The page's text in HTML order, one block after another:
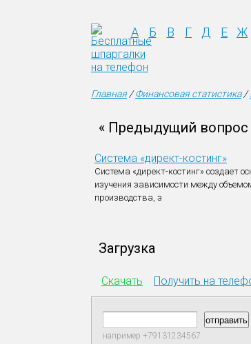
А Б В Г Д Е Ж
Главная/Финансовая статистика/
« Предыдущий вопрос
Система «директ-костинг»
Система «директ-костинг» создает
изучения зависимости между
производства, з
Загрузка
Скачать Получить на
например +79131234567